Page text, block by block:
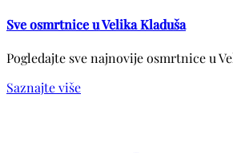
Sve osmrtnice u Velika Kladuša
Pogledajte sve najnovije osmrtnice u
Saznajte više